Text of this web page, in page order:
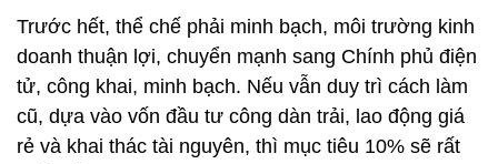
Trước hết, thể chế phải minh bạch, môi trường kinh
doanh thuận lợi, chuyển mạnh sang Chính phủ điện
tử, công khai, minh bạch. Nếu vẫn duy trì cách làm
cũ, dựa vào vốn đầu tư công dàn trải, lao động giá
rẻ và khai thác tài nguyên, thì mục tiêu 10% sẽ rất